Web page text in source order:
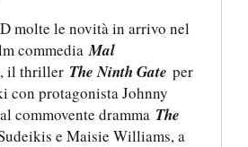
molte le novità in arrivo nel
commediaMal
il thriller The Ninth Gate per
con protagonista Johnny
commovente dramma The
e Maisie Williams, a